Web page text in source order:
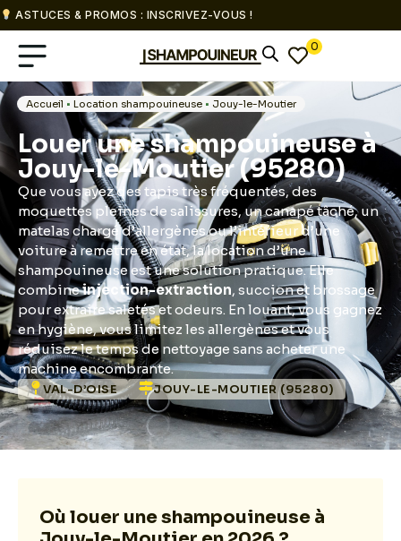
ASTUCES & PROMOS : INSCRIVEZ-VOUS !
0
Accueil • Location shampouineuse • Jouy-le-Moutier
Louer une shampouineuse à
Jouy-le-Moutier (95280)
Que vous ayez des tapis très fréquentés, des
moquettes pleines de salissures, un canapé tâché, un
matelas chargé d’allergènes ou l’intérieur d’une
voiture à remettre en état, la location d’une
shampouineuse est une solution pratique. Elle
combineinjection-extraction, succion et brossage
pour extraire saletés et odeurs. En louant, vous gagnez
en hygiène, vous limitez les allergènes et vous
réduisez le temps de nettoyage sans acheter une
machine encombrante.
VAL-D’OISE JOUY-LE-MOUTIER (95280)
Où louer une shampouineuse à